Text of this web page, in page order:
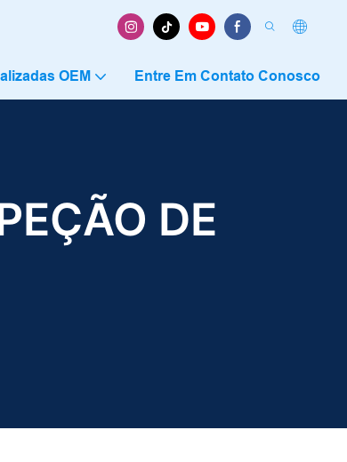
OEM Entre Em Contato Conosco
DE